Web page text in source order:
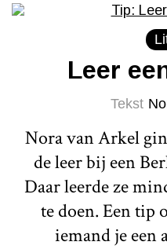
Leer
Tekst
Nora van Arkel
de leer bij een
Daar leerde ze
te doen. Een tip
iemand je een